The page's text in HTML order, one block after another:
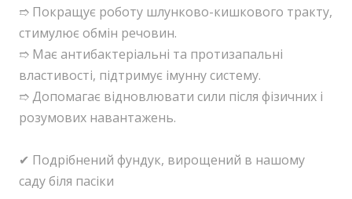
➱ Покращує роботу шлунково-кишкового тракту,
стимулює обмін речовин.
➱ Має антибактеріальні та протизапальні
властивості, підтримує імунну систему.
➱ Допомагає відновлювати сили після фізичних і
розумових навантажень.
✔ Подрібнений фундук, вирощений в нашому
саду біля пасіки